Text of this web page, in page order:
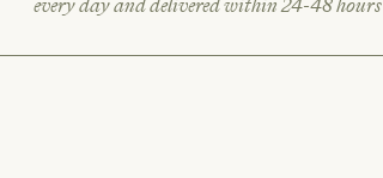
every day and delivered within 24-48 hours